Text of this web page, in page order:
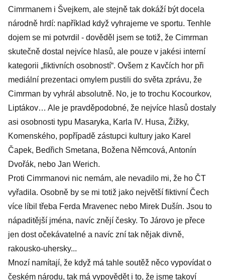
Cimrmanem i Švejkem, ale stejně tak dokáží být docela
národně hrdí: například když vyhrajeme ve sportu. Tenhle
dojem se mi potvrdil - dověděl jsem se totiž, že Cimrman
skutečně dostal nejvíce hlasů, ale pouze v jakési interní
kategorii „fiktivních osobností“. Ovšem z Kavčích hor při
mediální prezentaci omylem pustili do světa zprávu, že
Cimrman by vyhrál absolutně. No, je to trochu Kocourkov,
Liptákov… Ale je pravděpodobné, že nejvíce hlasů dostaly
asi osobnosti typu Masaryka, Karla IV. Husa, Žižky,
Komenského, popřípadě zástupci kultury jako Karel
Čapek, Bedřich Smetana, Božena Němcová, Antonín
Dvořák, nebo Jan Werich.
Proti Cimrmanovi nic nemám, ale nevadilo mi, že ho ČT
vyřadila. Osobně by se mi totiž jako největší fiktivní Čech
více líbil třeba Ferda Mravenec nebo Mirek Dušín. Jsou to
nápaditější jména, navíc znějí česky. To Járovo je přece
jen dost očekávatelné a navíc zní tak nějak divně,
rakousko-uhersky...
Mnozí namítají, že když má tahle soutěž něco vypovídat o
českém národu, tak má vypovědět i to, že jsme takoví